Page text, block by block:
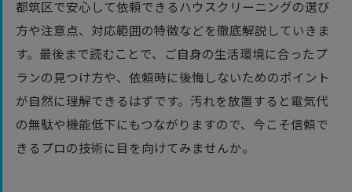
都筑区で安心して依頼できるハウスクリーニングの選び
方や注意点、対応範囲の特徴などを徹底解説していきま
す。最後まで読むことで、ご自身の生活環境に合ったプ
ランの見つけ方や、依頼時に後悔しないためのポイント
が自然に理解できるはずです。汚れを放置すると電気代
の無駄や機能低下にもつながりますので、今こそ信頼で
きるプロの技術に目を向けてみませんか。